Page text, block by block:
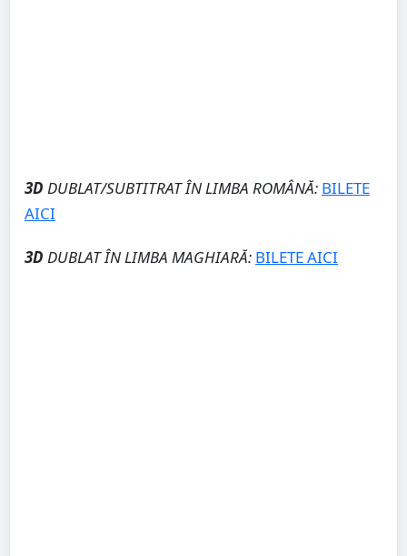
3D DUBLAT/SUBTITRAT ÎN LIMBA ROMÂNĂ: BILETE
AICI
3D DUBLAT ÎN LIMBA MAGHIARĂ: BILETE AICI